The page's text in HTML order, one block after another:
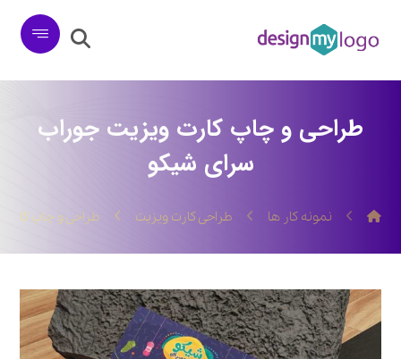
طراحی و چاپ کارت ویزیت جوراب
سرای شیکو
نمونه کار ها طراحی کارت ویزیت طراحی و چاپ